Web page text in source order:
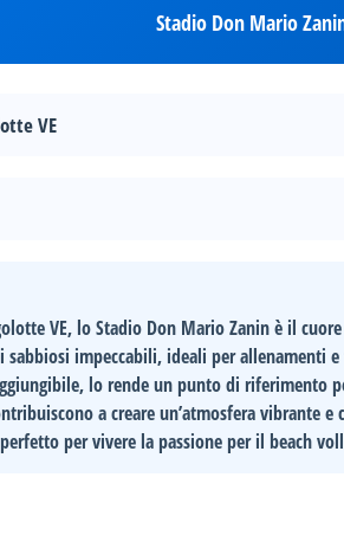
Stadio Don Mario
VE
VE, loStadio Don Mario Zaninè il
sabbiosi impeccabili, ideali per allenamenti
lo rende un punto di
a creare un’atmosfera vibrante
per vivere la passione per il beach